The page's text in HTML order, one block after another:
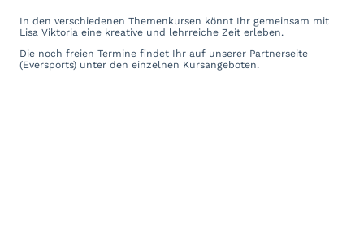
In den verschiedenen Themenkursen könnt Ihr gemeinsam mit
Lisa Viktoria eine kreative und lehrreiche Zeit erleben.
Die noch freien Termine findet Ihr auf unserer Partnerseite
(Eversports) unter den einzelnen Kursangeboten.